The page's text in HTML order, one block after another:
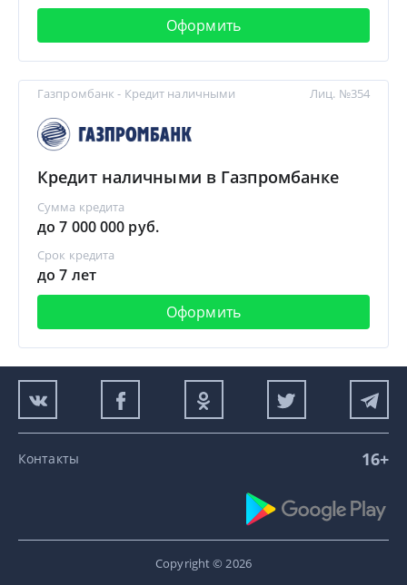
Оформить
Газпромбанк - Кредит наличными
Кредит наличными в Газпромбанке
Сумма кредита
до 7 000 000 руб.
Срок кредита
до 7 лет
Оформить
Лиц. №354
Контакты 16+
Copyright © 2026